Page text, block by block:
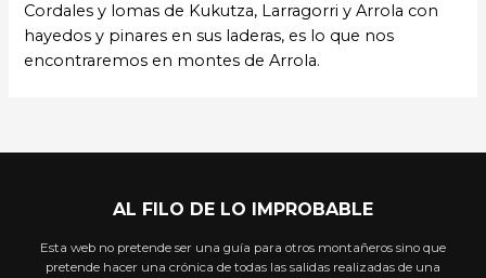
Cordales y lomas de Kukutza, Larragorri y Arrola con
hayedos y pinares en sus laderas, es lo que nos
encontraremos en montes de Arrola.
AL FILO DE LO IMPROBABLE
Esta web no pretende ser una guía para otros montañeros sino que
pretende hacer una crónica de todas las salidas realizadas de una